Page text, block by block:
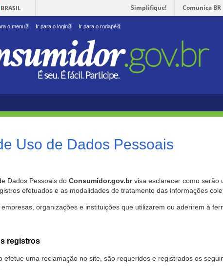
BRASIL Simplifique! Comunica BR
o menu2 Ir para o login3 Ir para o rodapé4
Uso de Dados Pessoais
Dados Pessoais do Consumidor.gov.brvisa esclarecer como serão
efetuados e as modalidades de tratamento das informações
organizações e instituições que utilizarem ou aderirem à
registros
efetue uma reclamação no site, são requeridos e registrados os